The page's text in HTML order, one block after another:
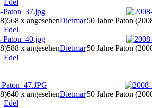
Edel
568 x angesehenDietmar
Edel
50 Jahre Paton
588 x angesehenDietmar
Edel
50 Jahre Paton
640 x angesehenDietmar
Edel
50 Jahre Paton